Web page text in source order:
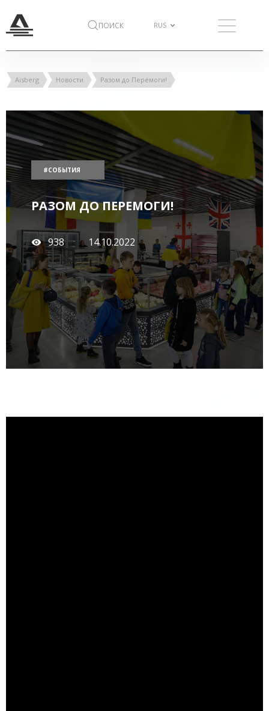
ПОИСК
Aisberg Новости Разом до Перемоги!
#СОБЫТИЯ
РАЗОМ ДО ПЕРЕМОГИ!
938 14.10.2022